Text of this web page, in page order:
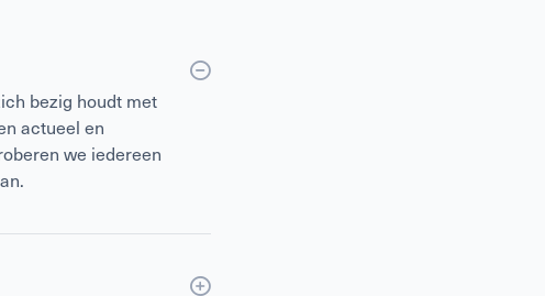
bezig houdt met
actueel en
we iedereen